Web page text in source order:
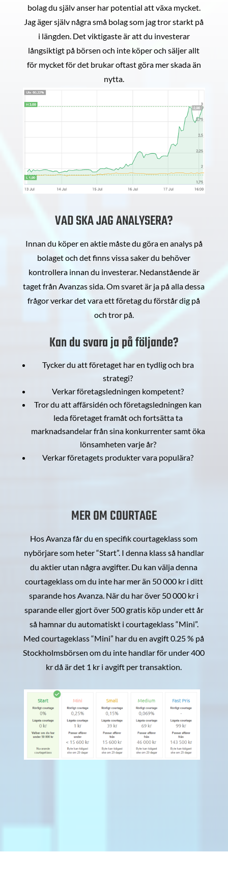
bolag du själv anser har potential att växa mycket.
Jag äger själv några små bolag som jag tror starkt på
i längden. Det viktigaste är att du investerar
långsiktigt på börsen och inte köper och säljer allt
för mycket för det brukar oftast göra mer skada än
nytta.
VAD SKA JAG ANALYSERA?
Innan du köper en aktie måste du göra en analys på
bolaget och det finns vissa saker du behöver
kontrollera innan du investerar. Nedanstående är
taget från Avanzas sida. Om svaret är ja på alla dessa
frågor verkar det vara ett företag du förstår dig på
och tror på.
Kan du svara ja på följande?
Tycker du att företaget har en tydlig och bra
strategi?
Verkar företagsledningen kompetent?
Tror du att affärsidén och företagsledningen kan
leda företaget framåt och fortsätta ta
marknadsandelar från sina konkurrenter samt öka
lönsamheten varje år?
Verkar företagets produkter vara populära?
MER OM COURTAGE
Hos Avanza får du en specifik courtageklass som
nybörjare som heter “Start”. I denna klass så handlar
du aktier utan några avgifter. Du kan välja denna
courtageklass om du inte har mer än 50 000 kr i ditt
sparande hos Avanza. När du har över 50 000 kr i
sparande eller gjort över 500 gratis köp under ett år
så hamnar du automatiskt i courtageklass “Mini”.
Med courtageklass “Mini” har du en avgift 0.25 % på
Stockholmsbörsen om du inte handlar för under 400
kr då är det 1 kr i avgift per transaktion.